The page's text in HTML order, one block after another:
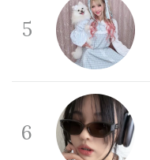
5
6